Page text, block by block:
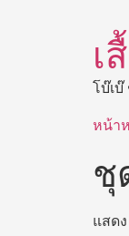
เ
โบ๊เ
หน้า
ชุ
แสด